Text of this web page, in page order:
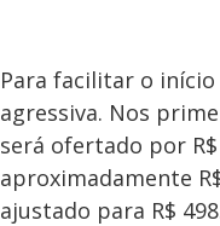
Para facilitar o
agressiva. Nos
será ofertado por
aproximadamente
ajustado para R$